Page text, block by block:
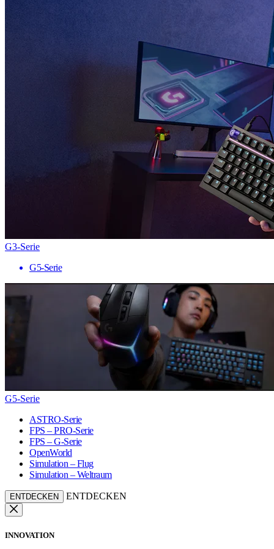
G3-Serie
G5-Serie
G5-Serie
ASTRO-Serie
FPS – PRO-Serie
FPS – G-Serie
OpenWorld
Simulation – Flug
Simulation – Weltraum
ENTDECKEN ENTDECKEN
INNOVATION